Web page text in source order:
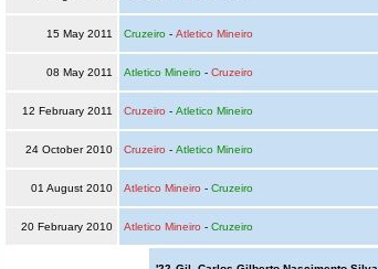
15 May 2011 Cruzeiro- Atletico Mineiro
08 May 2011 Atletico Mineiro- Cruzeiro
12 February 2011 Cruzeiro - Atletico Mineiro
24 October 2010 Cruzeiro - Atletico Mineiro
01 August 2010 Atletico Mineiro - Cruzeiro
20 February 2010 Atletico Mineiro - Cruzeiro